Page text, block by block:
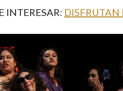
INTERESAR: DISFRUTAN